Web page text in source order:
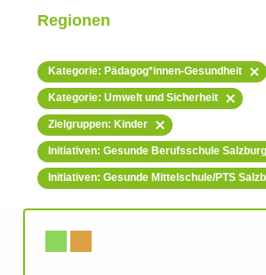
Regionen
Kategorie: Pädagog*innen-Gesundheit
Kategorie: Umwelt und Sicherheit
Zielgruppen: Kinder
Initiativen: Gesunde Berufsschule Salzburg
Initiativen: Gesunde Mittelschule/PTS